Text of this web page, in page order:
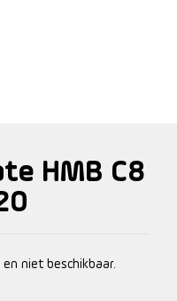
HMB C8
niet beschikbaar.